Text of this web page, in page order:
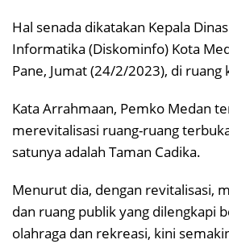
Hal senada dikatakan Kepala
Informatika (Diskominfo) Kota
Pane, Jumat (24/2/2023), di ruang
Kata Arrahmaan, Pemko Medan
merevitalisasi ruang-ruang
satunya adalah Taman Cadika.
Menurut dia, dengan revitalisasi,
dan ruang publik yang dilengkapi
olahraga dan rekreasi, kini